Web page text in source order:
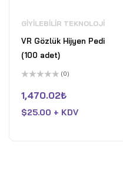
GIYILEBILIR TEKNOLOJI
VR Gözlük Hijyen Pedi
(100 adet)
üzerinden
0
aldı
(0)
1,470.02₺
$25.00 + KDV